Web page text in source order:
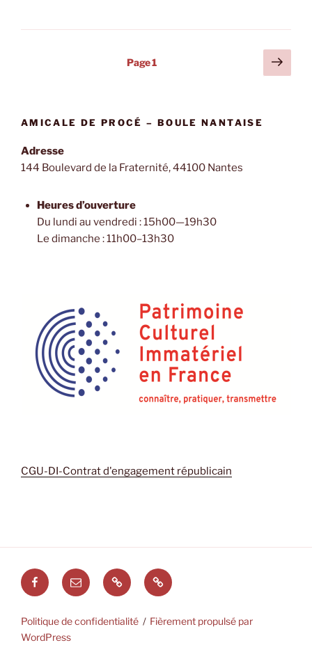
Page1
Page
AMICALE DE PROCÉ – BOULE NANTAISE
Adresse
144 Boulevard de la Fraternité, 44100 Nantes
Heures d’ouverture
Du lundi au vendredi : 15h00—19h30
Le dimanche : 11h00–13h30
CGU-DI-Contrat d'engagement républicain
Facebook
E-
mail
CGU
–
Politique
de
Politique de confidentialité
Fièrement propulsé par
WordPress